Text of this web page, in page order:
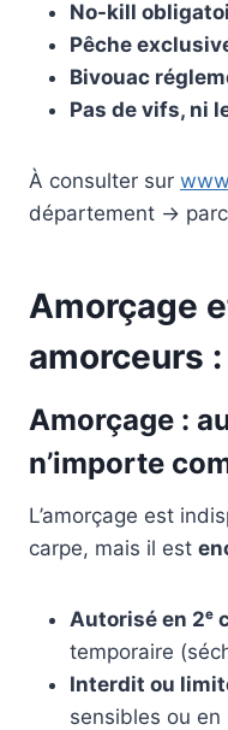
No-kill
Pêche
Bivouac
Pas de vifs, ni
À consulter sur
département →
Amorçage
amorceurs
Amorçage :
n’importe
L’amorçage est
carpe, mais il est
Autorisé en 2ᵉ
temporaire
Interdit ou
sensibles ou en